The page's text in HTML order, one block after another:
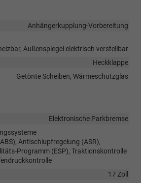
Anhängerkupplung-Vorbereitung
Außenspiegel elektrisch verstellbar
Heckklappe
Getönte Scheiben, Wärmeschutzglas
Elektronische Parkbremse
Antischlupfregelung (ASR),
Programm (ESP), Traktionskontrolle
17 Zoll